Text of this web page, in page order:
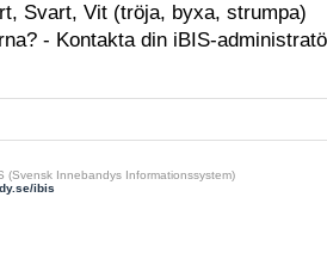
Svart, Vit (tröja, byxa, strumpa)
- Kontakta din iBIS-
(Svensk Innebandys Informationssystem)
ibis